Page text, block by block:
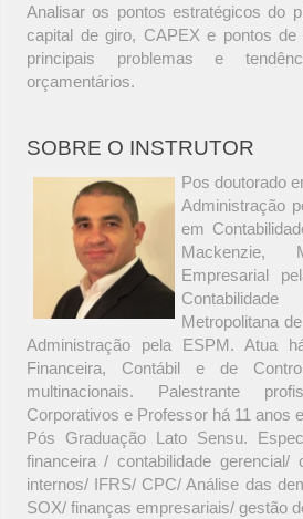
Analisar os pontos estratégicos do
capital de giro, CAPEX e pontos de
principais problemas e
orçamentários.
SOBRE O INSTRUTOR
Pos doutorado
Administração
em
Mackenzie,
Empresarial
Metropolitana
Administração pela ESPM. Atua
Financeira, Contábil e de
multinacionais. Palestrante
Corporativos e Professor há 11 anos
Pós Graduação Lato Sensu.
financeira / contabilidade gerencial/
internos/ IFRS/ CPC/ Análise das
SOX/ finanças empresariais/ gestão